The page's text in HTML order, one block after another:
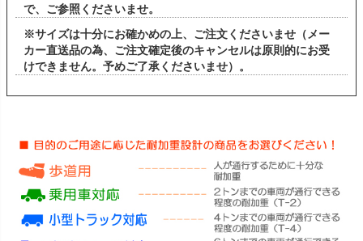
で、ご参照くださいませ。
※サイズは十分にお確かめの上、ご注文くださいませ（メー
カー直送品の為、ご注文確定後のキャンセルは原則的にお受
けできません。予めご了承くださいませ）。